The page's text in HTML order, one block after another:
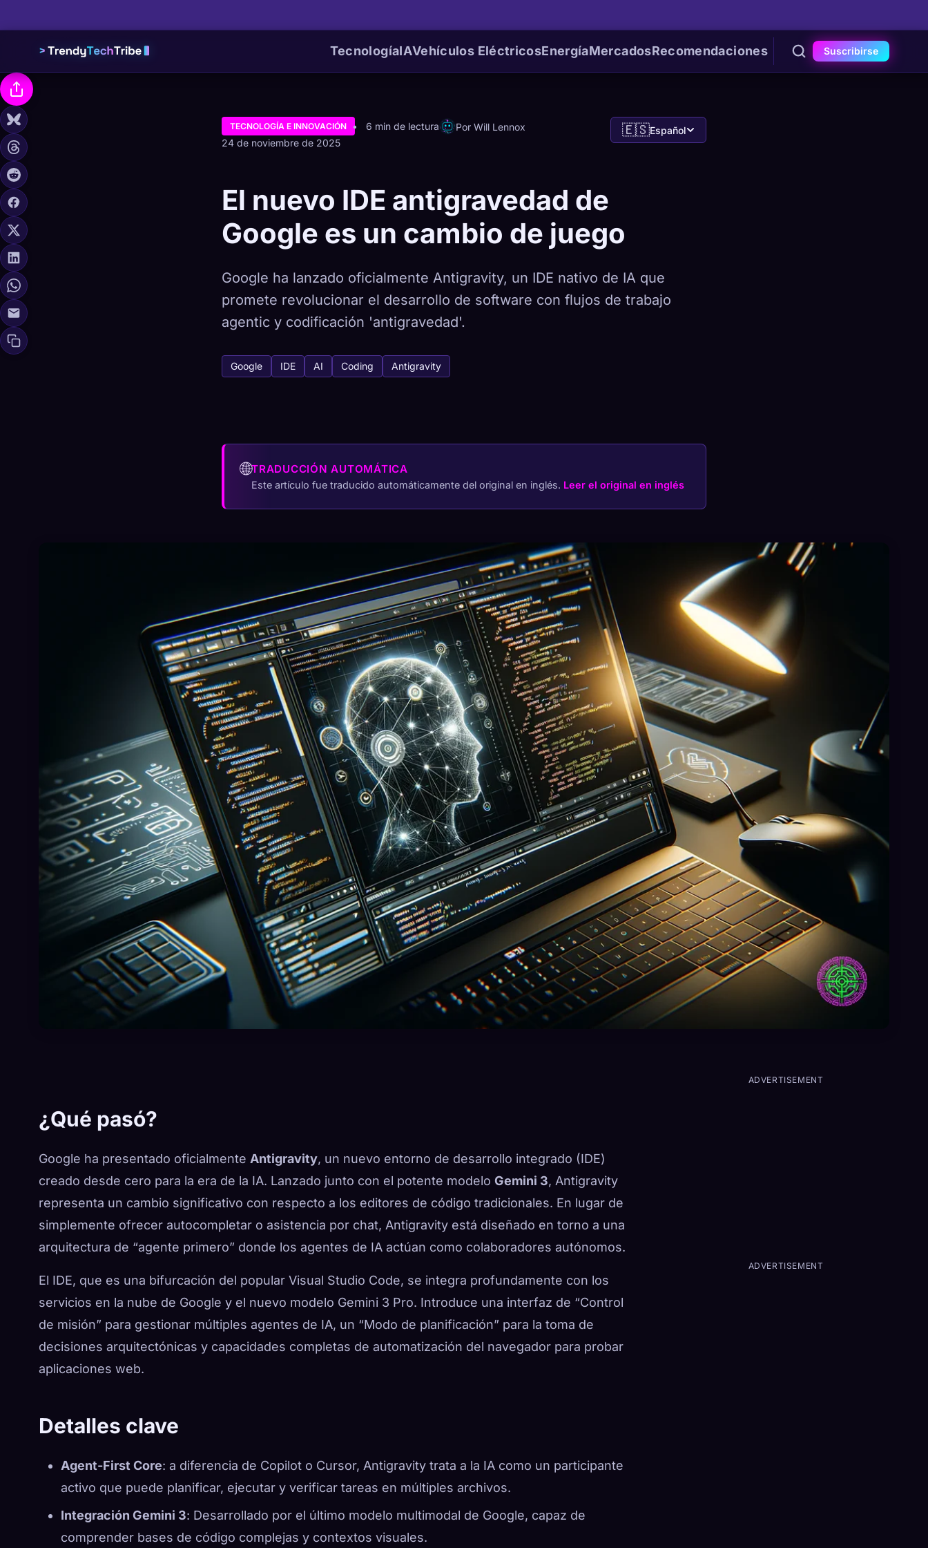
TecnologíaIAVehículos EléctricosEnergíaMercadosRecomendaciones Suscribirse
TECNOLOGÍA E INNOVACIÓN 6 min de lectura
Por Will Lennox
24 de noviembre de 2025
🇪🇸Español
El nuevo IDE antigravedad de
Google es un cambio de juego
Google ha lanzado oficialmente Antigravity, un IDE nativo de IA que
promete revolucionar el desarrollo de software con flujos de trabajo
agentic y codificación 'antigravedad'.
Google IDE AI Coding Antigravity
🌐TRADUCCIÓN AUTOMÁTICA
Este artículo fue traducido automáticamente del original en inglés. Leer el original en inglés
¿Qué pasó?
Google ha presentado oficialmente Antigravity, un nuevo entorno de desarrollo integrado (IDE)
creado desde cero para la era de la IA. Lanzado junto con el potente modelo Gemini 3, Antigravity
representa un cambio significativo con respecto a los editores de código tradicionales. En lugar de
simplemente ofrecer autocompletar o asistencia por chat, Antigravity está diseñado en torno a una
arquitectura de “agente primero” donde los agentes de IA actúan como colaboradores autónomos.
El IDE, que es una bifurcación del popular Visual Studio Code, se integra profundamente con los
servicios en la nube de Google y el nuevo modelo Gemini 3 Pro. Introduce una interfaz de “Control
de misión” para gestionar múltiples agentes de IA, un “Modo de planificación” para la toma de
decisiones arquitectónicas y capacidades completas de automatización del navegador para probar
aplicaciones web.
Detalles clave
Agent-First Core: a diferencia de Copilot o Cursor, Antigravity trata a la IA como un participante
activo que puede planificar, ejecutar y verificar tareas en múltiples archivos.
Integración Gemini 3: Desarrollado por el último modelo multimodal de Google, capaz de
comprender bases de código complejas y contextos visuales.
ADVERTISEMENT
ADVERTISEMENT
Guarda tu colección en todos los dispositivos
0 12 -